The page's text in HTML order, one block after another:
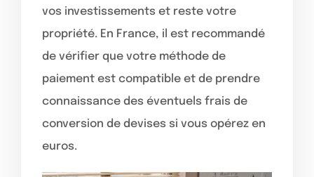
vos investissements et reste votre
propriété. En France, il est recommandé
de vérifier que votre méthode de
paiement est compatible et de prendre
connaissance des éventuels frais de
conversion de devises si vous opérez en
euros.